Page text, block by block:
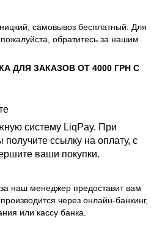
самовывоз бесплатный. Для
обратитесь за нашим
ДЛЯ ЗАКАЗОВ ОТ 4000 ГРН С
систему LiqPay. При
ссылку на оплату, с
ваши покупки.
наш менеджер предоставит вам
через онлайн-банкинг,
или кассу банка.